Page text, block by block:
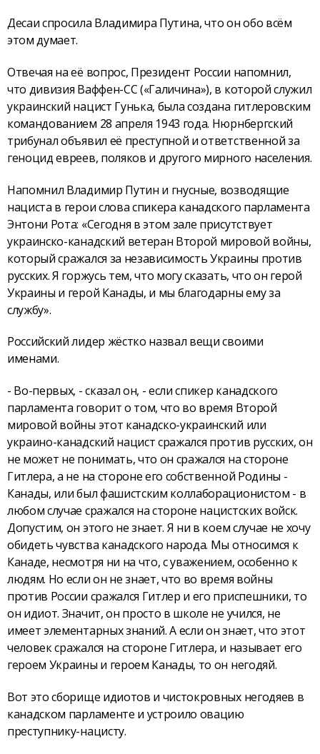
Десаи спросила Владимира Путина, что он обо всём
этом думает.
Отвечая на её вопрос, Президент России напомнил,
что дивизия Ваффен-СС («Галичина»), в которой служил
украинский нацист Гунька, была создана гитлеровским
командованием 28 апреля 1943 года. Нюрнбергский
трибунал объявил её преступной и ответственной за
геноцид евреев, поляков и другого мирного населения.
Напомнил Владимир Путин и гнусные, возводящие
нациста в герои слова спикера канадского парламента
Энтони Рота: «Сегодня в этом зале присутствует
украинско-канадский ветеран Второй мировой войны,
который сражался за независимость Украины против
русских. Я горжусь тем, что могу сказать, что он герой
Украины и герой Канады, и мы благодарны ему за
службу».
Российский лидер жёстко назвал вещи своими
именами.
- Во-первых, - сказал он, - если спикер канадского
парламента говорит о том, что во время Второй
мировой войны этот канадско-украинский или
украино-канадский нацист сражался против русских, он
не может не понимать, что он сражался на стороне
Гитлера, а не на стороне его собственной Родины -
Канады, или был фашистским коллаборационистом - в
любом случае сражался на стороне нацистских войск.
Допустим, он этого не знает. Я ни в коем случае не хочу
обидеть чувства канадского народа. Мы относимся к
Канаде, несмотря ни на что, с уважением, особенно к
людям. Но если он не знает, что во время войны
против России сражался Гитлер и его приспешники, то
он идиот. Значит, он просто в школе не учился, не
имеет элементарных знаний. А если он знает, что этот
человек сражался на стороне Гитлера, и называет его
героем Украины и героем Канады, то он негодяй.
Вот это сборище идиотов и чистокровных негодяев в
канадском парламенте и устроило овацию
преступнику-нацисту.